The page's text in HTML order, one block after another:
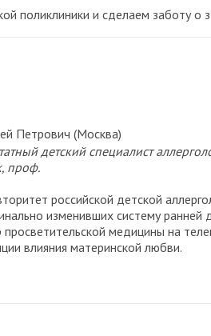
поликлиники и сделаем заботу
Петрович (Москва)
детский специалист
проф.
российской детской
изменивших систему ранней
просветительской медицины на
влияния материнской любви.